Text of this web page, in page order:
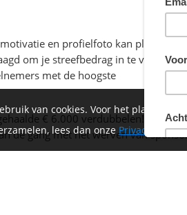
en profielfoto kan plaatsen.
om je streefbedrag in te vullen
met de hoogste
€ 6.000 verdubbelen! Dus als
de gang met het werven van
van cookies. Voor het plaatsen
lees dan onze